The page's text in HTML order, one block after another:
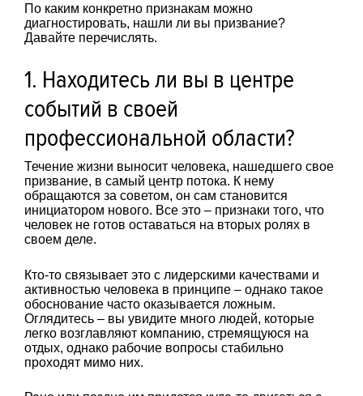
По каким конкретно признакам можно
диагностировать, нашли ли вы призвание?
Давайте перечислять.
1. Находитесь ли вы в центре
событий в своей
профессиональной области?
Течение жизни выносит человека, нашедшего свое
призвание, в самый центр потока. К нему
обращаются за советом, он сам становится
инициатором нового. Все это – признаки того, что
человек не готов оставаться на вторых ролях в
своем деле.
Кто-то связывает это с лидерскими качествами и
активностью человека в принципе – однако такое
обоснование часто оказывается ложным.
Оглядитесь – вы увидите много людей, которые
легко возглавляют компанию, стремящуюся на
отдых, однако рабочие вопросы стабильно
проходят мимо них.